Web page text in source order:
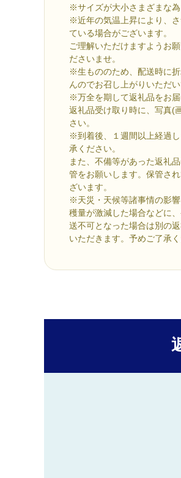
※サイズが大小さまざまな為
※近年の気温上昇により、
ている場合がございます。
ご理解いただけますようお
ださいませ。
※生もののため、配送時に
んのでお召し上がりいただ
※万全を期して返礼品をお
返礼品受け取り時に、写真(
さい。
※到着後、１週間以上経過
承ください。
また、不備等があった返礼
管をお願いします。保管さ
ざいます。
※天災・天候等諸事情の影
穫量が激減した場合などに
送不可となった場合は別の
いただきます。予めご了承く